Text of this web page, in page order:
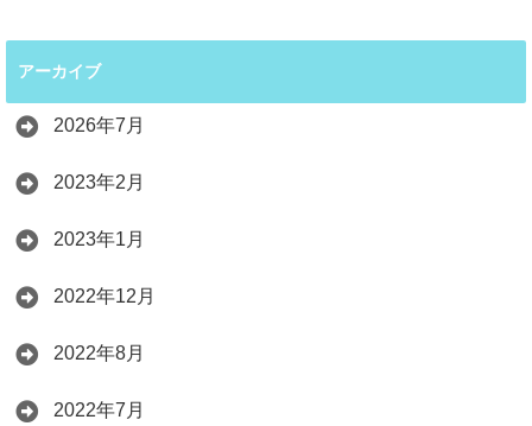
アーカイブ
2026年7月
2023年2月
2023年1月
2022年12月
2022年8月
2022年7月